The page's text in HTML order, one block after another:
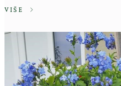
VIŠE